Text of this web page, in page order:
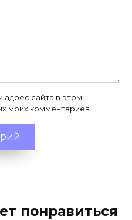
адрес сайта в этом
моих комментариев.
понравиться